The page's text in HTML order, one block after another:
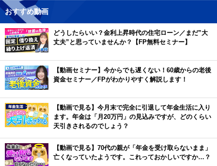
おすすめ動画
どうしたらいい？金利上昇時代の住宅ローン／まだ”大
丈夫”と思っていませんか？【FP無料セミナー】
【動画セミナー】今からでも遅くない！60歳からの老後
資金セミナー／FPがわかりやすく解説します！
【動画で見る】今月末で完全に引退して年金生活に入り
ます。年金は「月20万円」の見込みですが、どのくらい
天引きされるのでしょう？
【動画で見る】70代の親が「年金を受け取らないまま」
亡くなっていたようです。これっておかしいですか…？